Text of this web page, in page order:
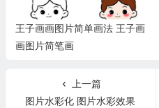
王子画画图片简单画法 王子画
画图片简笔画
上一篇
图片水彩化 图片水彩效果